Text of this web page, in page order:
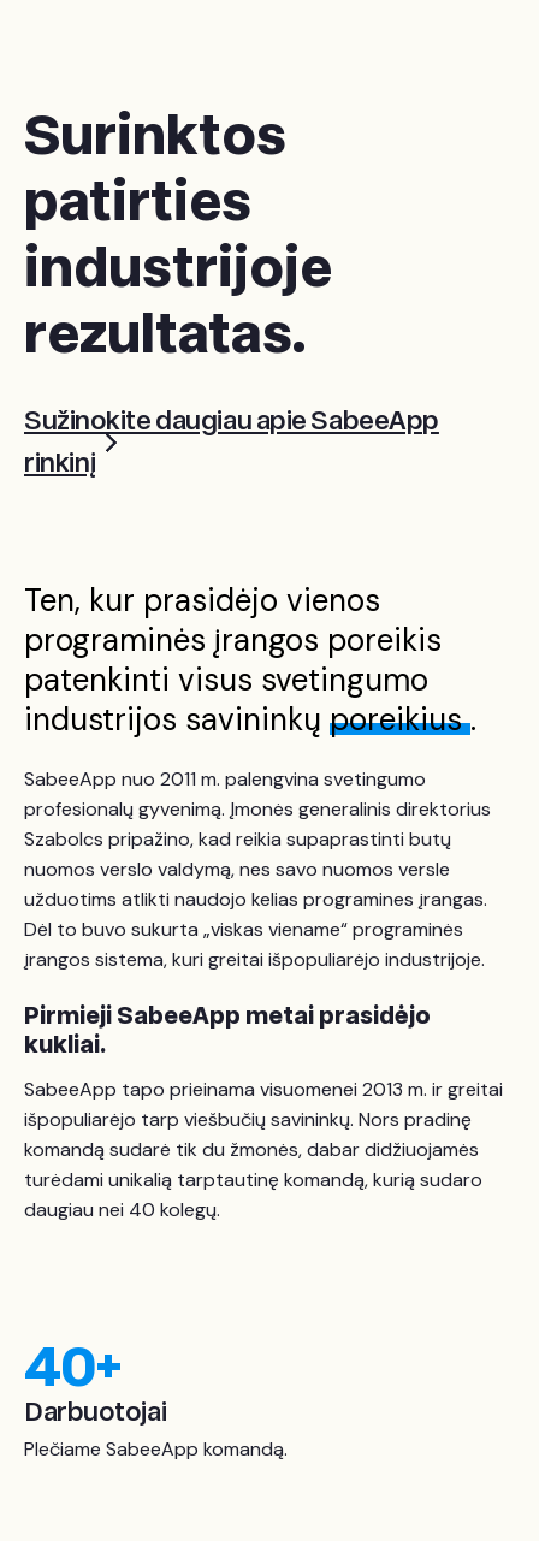
Surinktos
patirties
industrijoje
rezultatas.
Sužinokite daugiau apie SabeeApp
rinkinį
Ten, kur prasidėjo vienos
programinės įrangos poreikis
patenkinti visus svetingumo
industrijos savininkų poreikius.
SabeeApp nuo 2011 m. palengvina svetingumo
profesionalų gyvenimą. Įmonės generalinis direktorius
Szabolcs pripažino, kad reikia supaprastinti butų
nuomos verslo valdymą, nes savo nuomos versle
užduotims atlikti naudojo kelias programines įrangas.
Dėl to buvo sukurta „viskas viename“ programinės
įrangos sistema, kuri greitai išpopuliarėjo industrijoje.
Pirmieji SabeeApp metai prasidėjo
kukliai.
SabeeApp tapo prieinama visuomenei 2013 m. ir greitai
išpopuliarėjo tarp viešbučių savininkų. Nors pradinę
komandą sudarė tik du žmonės, dabar didžiuojamės
turėdami unikalią tarptautinę komandą, kurią sudaro
daugiau nei 40 kolegų.
40+
Darbuotojai
Plečiame SabeeApp komandą.